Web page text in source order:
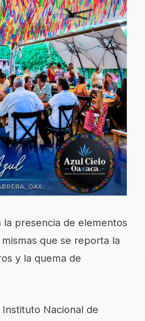
presencia de elementos
que se reporta la
y la quema de
Nacional de